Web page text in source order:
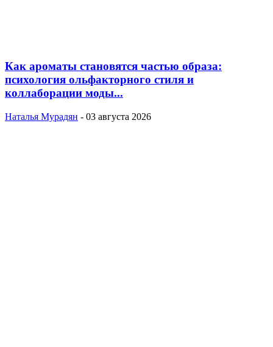
Как ароматы становятся частью образа:
психология ольфакторного стиля и
коллаборации моды...
Наталья Мурадян - 03 августа 2026